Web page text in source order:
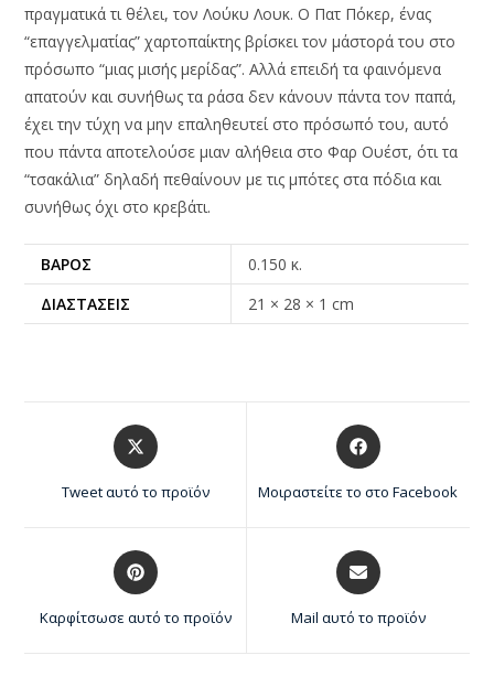
πραγματικά τι θέλει, τον Λούκυ Λουκ. Ο Πατ Πόκερ, ένας
“επαγγελματίας” χαρτοπαίκτης βρίσκει τον μάστορά του στο
πρόσωπο “μιας μισής μερίδας”. Αλλά επειδή τα φαινόμενα
απατούν και συνήθως τα ράσα δεν κάνουν πάντα τον παπά,
έχει την τύχη να μην επαληθευτεί στο πρόσωπό του, αυτό
που πάντα αποτελούσε μιαν αλήθεια στο Φαρ Ουέστ, ότι τα
“τσακάλια” δηλαδή πεθαίνουν με τις μπότες στα πόδια και
συνήθως όχι στο κρεβάτι.
ΒΆΡΟΣ
0.150 κ.
ΔΙΑΣΤΆΣΕΙΣ
21 × 28 × 1 cm
Tweet αυτό το προϊόν Μοιραστείτε το στο Facebook
Καρφίτσωσε αυτό το προϊόν Mail αυτό το προϊόν